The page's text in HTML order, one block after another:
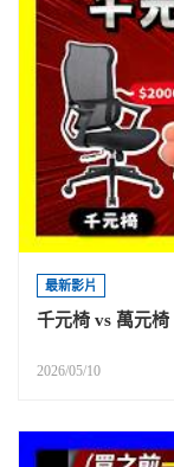
最新影片
千元椅 vs 萬元
2026/05/10